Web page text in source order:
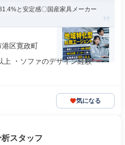
と安定感〇国産家具メーカー
区寛政町
上 ・ソファのデザイン経験
気になる
スタッフ